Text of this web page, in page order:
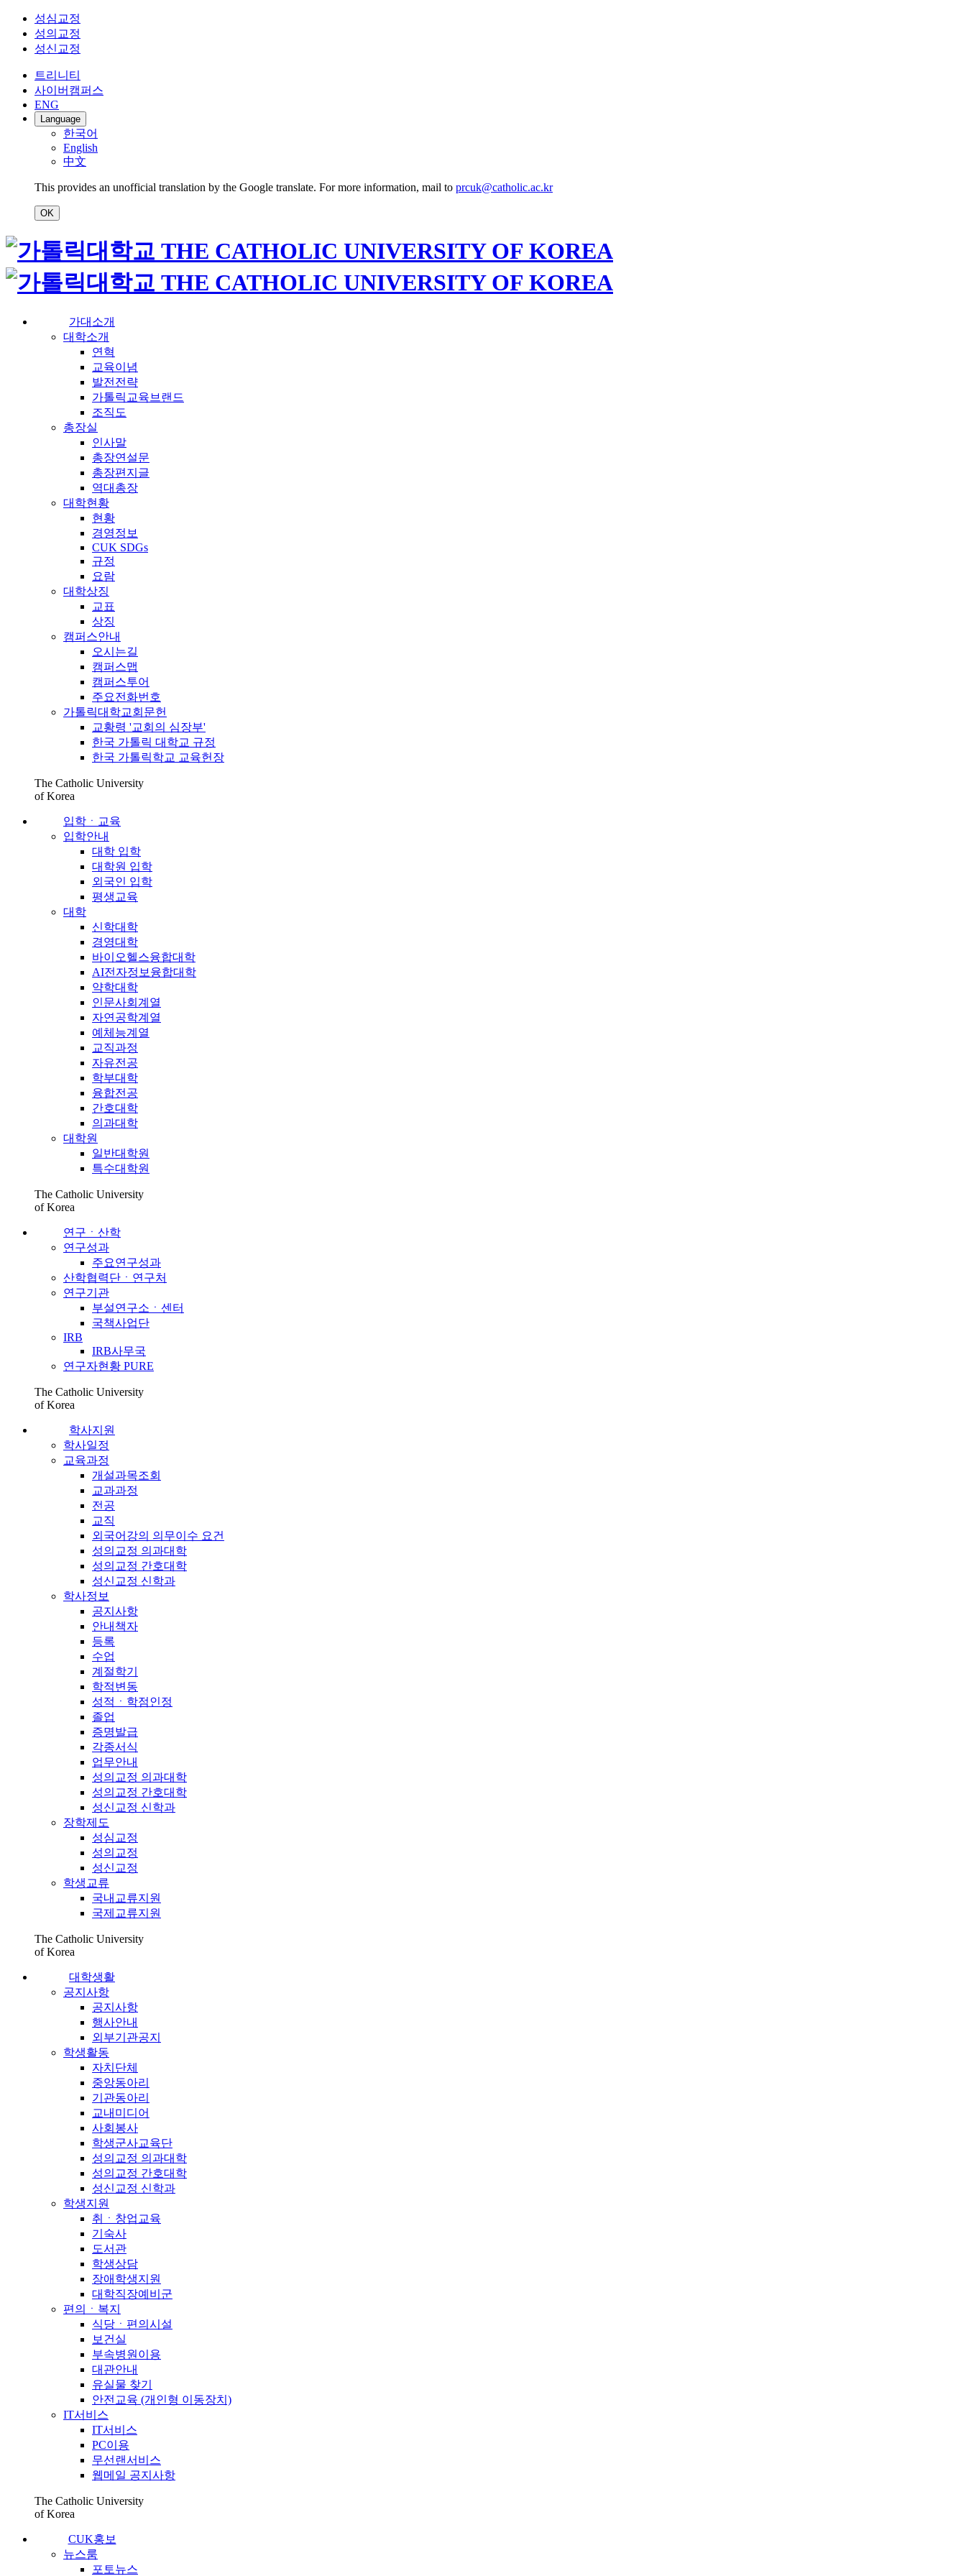
성심교정
성의교정
성신교정
트리니티
사이버캠퍼스
ENG
Language
한국어
English
中文
This provides an unofficial translation by the Google translate. For more information, mail to prcuk@catholic.ac.kr
OK
가대소개
대학소개
연혁
교육이념
발전전략
가톨릭교육브랜드
조직도
총장실
인사말
총장연설문
총장편지글
역대총장
대학현황
현황
경영정보
CUK SDGs
규정
요람
대학상징
교표
상징
캠퍼스안내
오시는길
캠퍼스맵
캠퍼스투어
주요전화번호
가톨릭대학교회문헌
교황령 '교회의 심장부'
한국 가톨릭 대학교 규정
한국 가톨릭학교 교육헌장
The Catholic University
of Korea
입학ㆍ교육
입학안내
대학 입학
대학원 입학
외국인 입학
평생교육
대학
신학대학
경영대학
바이오헬스융합대학
AI전자정보융합대학
약학대학
인문사회계열
자연공학계열
예체능계열
교직과정
자유전공
학부대학
융합전공
간호대학
의과대학
대학원
일반대학원
특수대학원
The Catholic University
of Korea
연구ㆍ산학
연구성과
주요연구성과
산학협력단ㆍ연구처
연구기관
부설연구소ㆍ센터
국책사업단
IRB
IRB사무국
연구자현황 PURE
The Catholic University
of Korea
학사지원
학사일정
교육과정
개설과목조회
교과과정
전공
교직
외국어강의 의무이수 요건
성의교정 의과대학
성의교정 간호대학
성신교정 신학과
학사정보
공지사항
안내책자
등록
수업
계절학기
학적변동
성적ㆍ학점인정
졸업
증명발급
각종서식
업무안내
성의교정 의과대학
성의교정 간호대학
성신교정 신학과
장학제도
성심교정
성의교정
성신교정
학생교류
국내교류지원
국제교류지원
The Catholic University
of Korea
대학생활
공지사항
공지사항
행사안내
외부기관공지
학생활동
자치단체
중앙동아리
기관동아리
교내미디어
사회봉사
학생군사교육단
성의교정 의과대학
성의교정 간호대학
성신교정 신학과
학생지원
취ㆍ창업교육
기숙사
도서관
학생상담
장애학생지원
대학직장예비군
편의ㆍ복지
식당ㆍ편의시설
보건실
부속병원이용
대관안내
유실물 찾기
안전교육 (개인형 이동장치)
IT서비스
IT서비스
PC이용
무선랜서비스
웹메일 공지사항
The Catholic University
of Korea
CUK홍보
뉴스룸
포토뉴스